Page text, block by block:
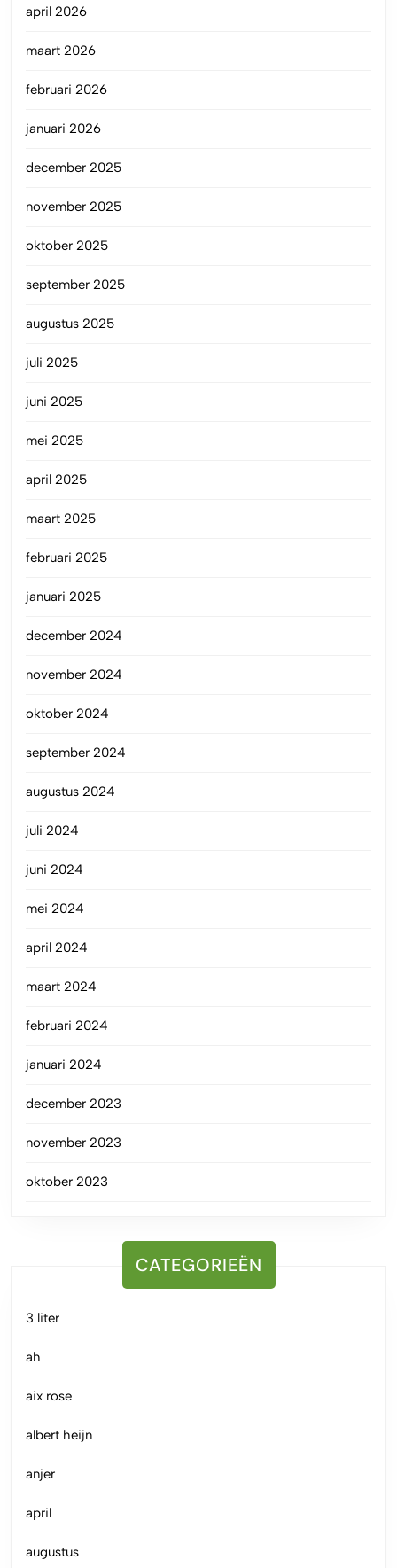
april 2026
maart 2026
februari 2026
januari 2026
december 2025
november 2025
oktober 2025
september 2025
augustus 2025
juli 2025
juni 2025
mei 2025
april 2025
maart 2025
februari 2025
januari 2025
december 2024
november 2024
oktober 2024
september 2024
augustus 2024
juli 2024
juni 2024
mei 2024
april 2024
maart 2024
februari 2024
januari 2024
december 2023
november 2023
oktober 2023
CATEGORIEËN
3 liter
ah
aix rose
albert heijn
anjer
april
augustus